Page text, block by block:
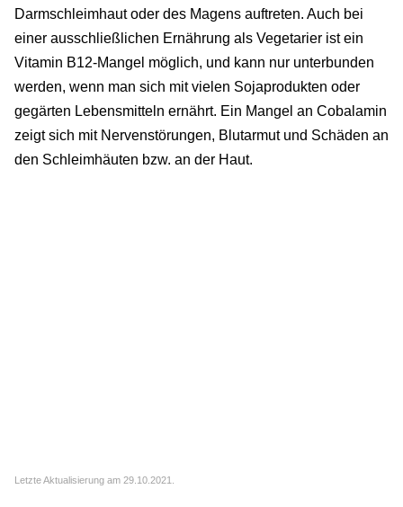
Darmschleimhaut oder des Magens auftreten. Auch bei
einer ausschließlichen Ernährung als Vegetarier ist ein
Vitamin B12-Mangel möglich, und kann nur unterbunden
werden, wenn man sich mit vielen Sojaprodukten oder
gegärten Lebensmitteln ernährt. Ein Mangel an Cobalamin
zeigt sich mit Nervenstörungen, Blutarmut und Schäden an
den Schleimhäuten bzw. an der Haut.
Letzte Aktualisierung am 29.10.2021.